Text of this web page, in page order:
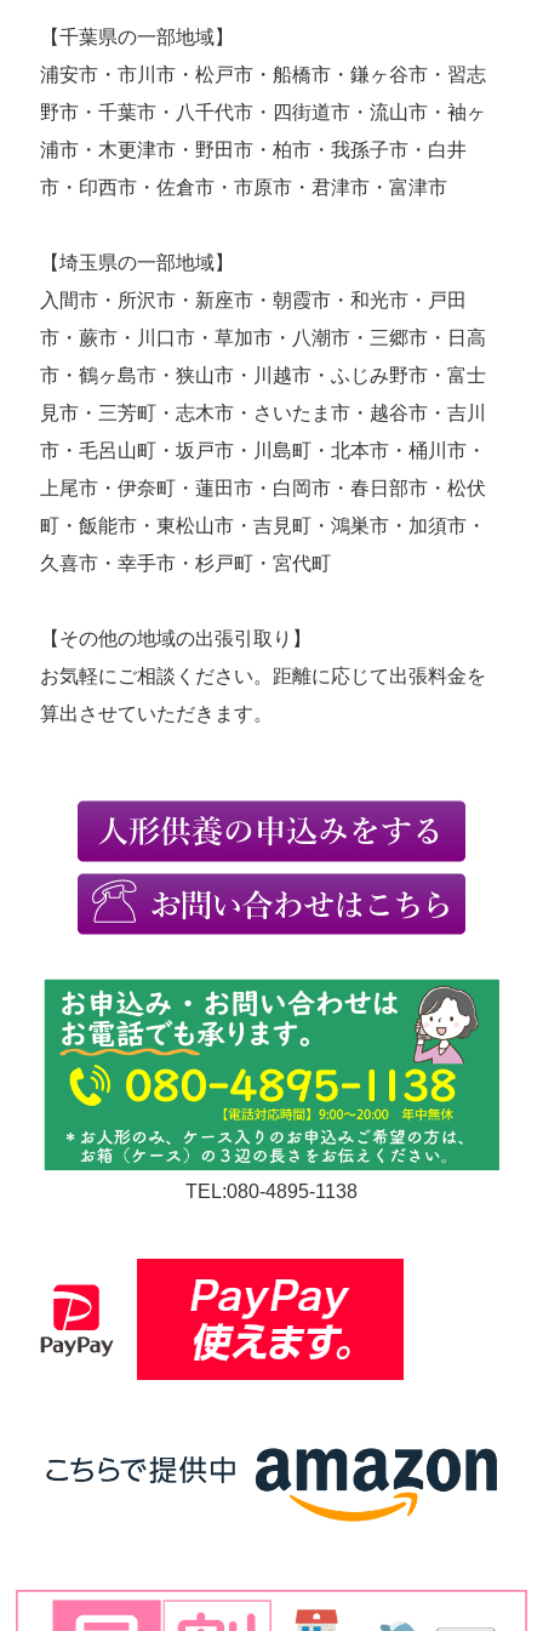
【千葉県の一部地域】
浦安市・市川市・松戸市・船橋市・鎌ヶ谷市・習志
野市・千葉市・八千代市・四街道市・流山市・袖ヶ
浦市・木更津市・野田市・柏市・我孫子市・白井
市・印西市・佐倉市・市原市・君津市・富津市
【埼玉県の一部地域】
入間市・所沢市・新座市・朝霞市・和光市・戸田
市・蕨市・川口市・草加市・八潮市・三郷市・日高
市・鶴ヶ島市・狭山市・川越市・ふじみ野市・富士
見市・三芳町・志木市・さいたま市・越谷市・吉川
市・毛呂山町・坂戸市・川島町・北本市・桶川市・
上尾市・伊奈町・蓮田市・白岡市・春日部市・松伏
町・飯能市・東松山市・吉見町・鴻巣市・加須市・
久喜市・幸手市・杉戸町・宮代町
【その他の地域の出張引取り】
お気軽にご相談ください。距離に応じて出張料金を
算出させていただきます。
TEL:080-4895-1138